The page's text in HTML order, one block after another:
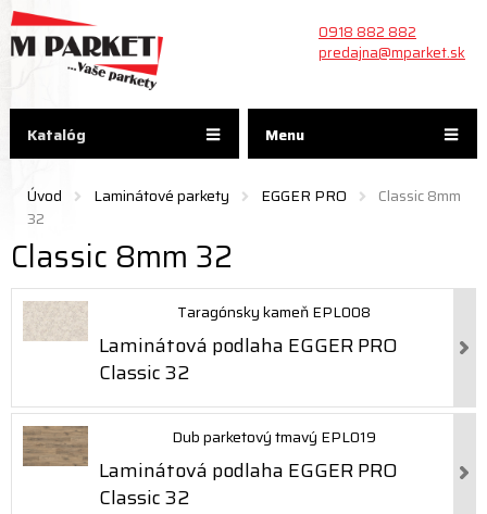
Menu
0918 882 882
predajna@mparket.sk
Úvod Laminátové parkety EGGER PRO
Classic 8mm
32
Classic 8mm 32
Taragónsky kameň EPL008
Laminátová podlaha EGGER PRO
Classic 32
Dub parketový tmavý EPL019
Laminátová podlaha EGGER PRO
Classic 32
Katalóg